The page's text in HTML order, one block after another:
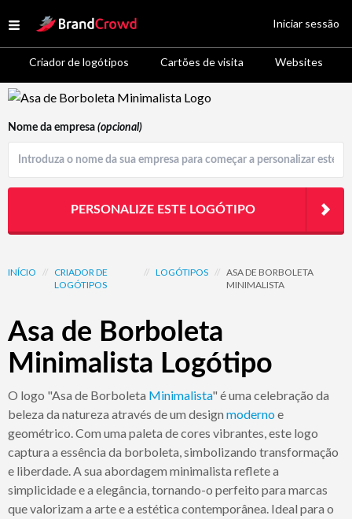
Open menu
Site Logo
Criador de logótipos Cartões de visita Websites
Iniciar sessão
Logo Template Preview
INÍCIO // CRIADOR DE
LOGÓTIPOS
// LOGÓTIPOS // ASA DE BORBOLETA
MINIMALISTA
Asa de Borboleta
Minimalista Logótipo
O logo "Asa de Borboleta Minimalista" é uma celebração da
beleza da natureza através de um design modernoe
geométrico. Com uma paleta de cores vibrantes, este logo
captura a essência da borboleta, simbolizando transformação
e liberdade. A sua abordagem minimalista reflete a
simplicidade e a elegância, tornando-o perfeito para marcas
que valorizam a arte e a estética contemporânea. Ideal para o
Nome da empresa (opcional)
PERSONALIZE ESTE LOGÓTIPO